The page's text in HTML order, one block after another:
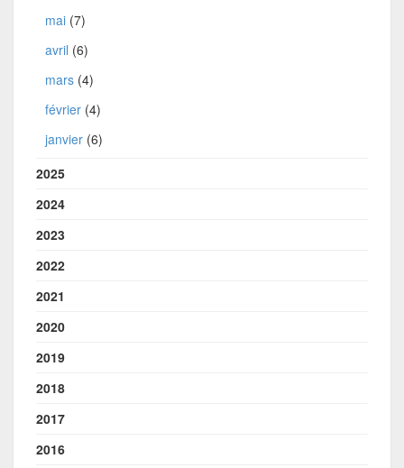
mai (7)
avril (6)
mars (4)
février (4)
janvier (6)
2025
2024
2023
2022
2021
2020
2019
2018
2017
2016